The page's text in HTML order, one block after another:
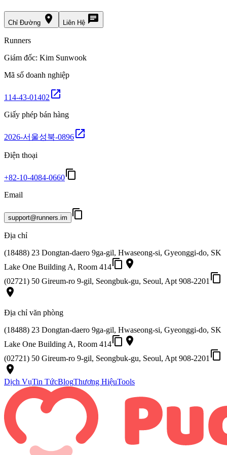
Chỉ Đường place Liên Hệ chat
Runners
Giám đốc: Kim Sunwook
Mã số doanh nghiệp
114-43-01402 open_in_new
Giấy phép bán hàng
2026-서울성북-0896open_in_new
Điện thoại
+82-10-4084-0660content_copy
Email
support@runners.im content_copy
Địa chỉ
(18488) 23 Dongtan-daero 9ga-gil, Hwaseong-si, Gyeonggi-do, SK
Lake One Building A, Room 414content_copy place
(02721) 50 Gireum-ro 9-gil, Seongbuk-gu, Seoul, Apt 908-2201 content_copy
place
Địa chỉ văn phòng
(18488) 23 Dongtan-daero 9ga-gil, Hwaseong-si, Gyeonggi-do, SK
Lake One Building A, Room 414content_copy place
(02721) 50 Gireum-ro 9-gil, Seongbuk-gu, Seoul, Apt 908-2201 content_copy
place
Dịch VụTin TứcBlogThương HiệuTools